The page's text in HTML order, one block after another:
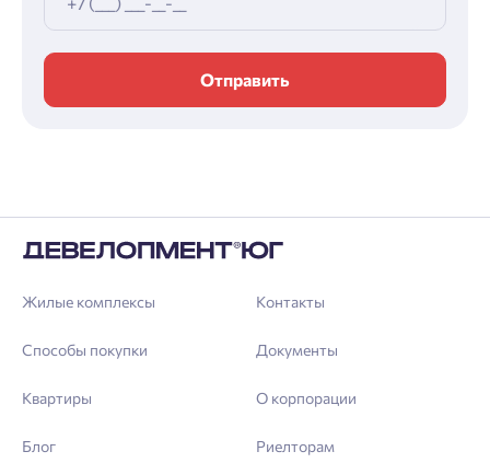
Отправить
Жилые комплексы
Способы покупки
Квартиры
Блог
Контакты
Документы
О корпорации
Риелторам